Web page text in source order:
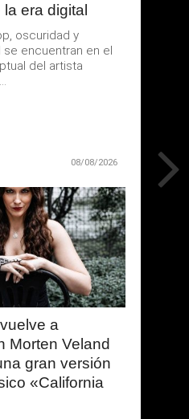
era digital
oscuridad y
se encuentran en el
del artista
08/08/2026
LEER
MAS
a
Morten Veland
gran versión
«California